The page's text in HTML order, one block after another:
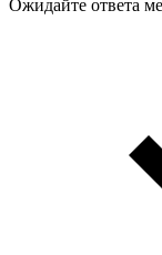
Ожидайте ответа